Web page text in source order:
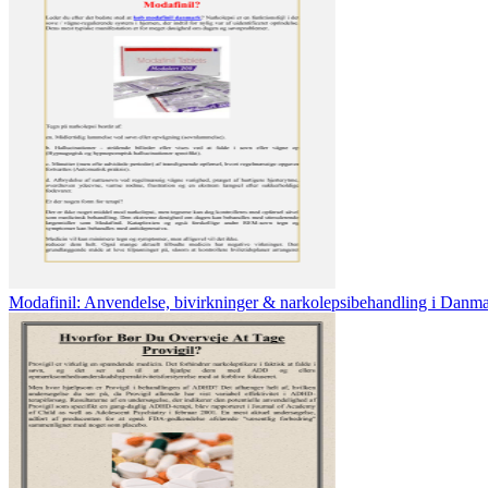
Modafinil: Anvendelse, bivirkninger & narkolepsibehandling i